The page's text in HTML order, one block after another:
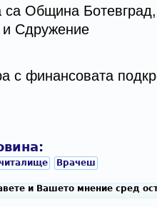
са Община
и Сдружение
с финансовата
Врачеш
и Вашето мнение сред